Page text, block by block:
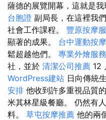
薩德的展覽開幕，這就是我
台胞證 副局長，在這裡我
社會工作課程。 豐原按摩
顯著的成果。 台中運動按摩
鬆超越他們。 專業外燴服務
社，並於 清潔公司推薦 12
WordPress建站 日向傳統
安排 他收到許多重視品質
米其林星級餐廳。 仍然有
料。 草屯按摩推薦 他的兩